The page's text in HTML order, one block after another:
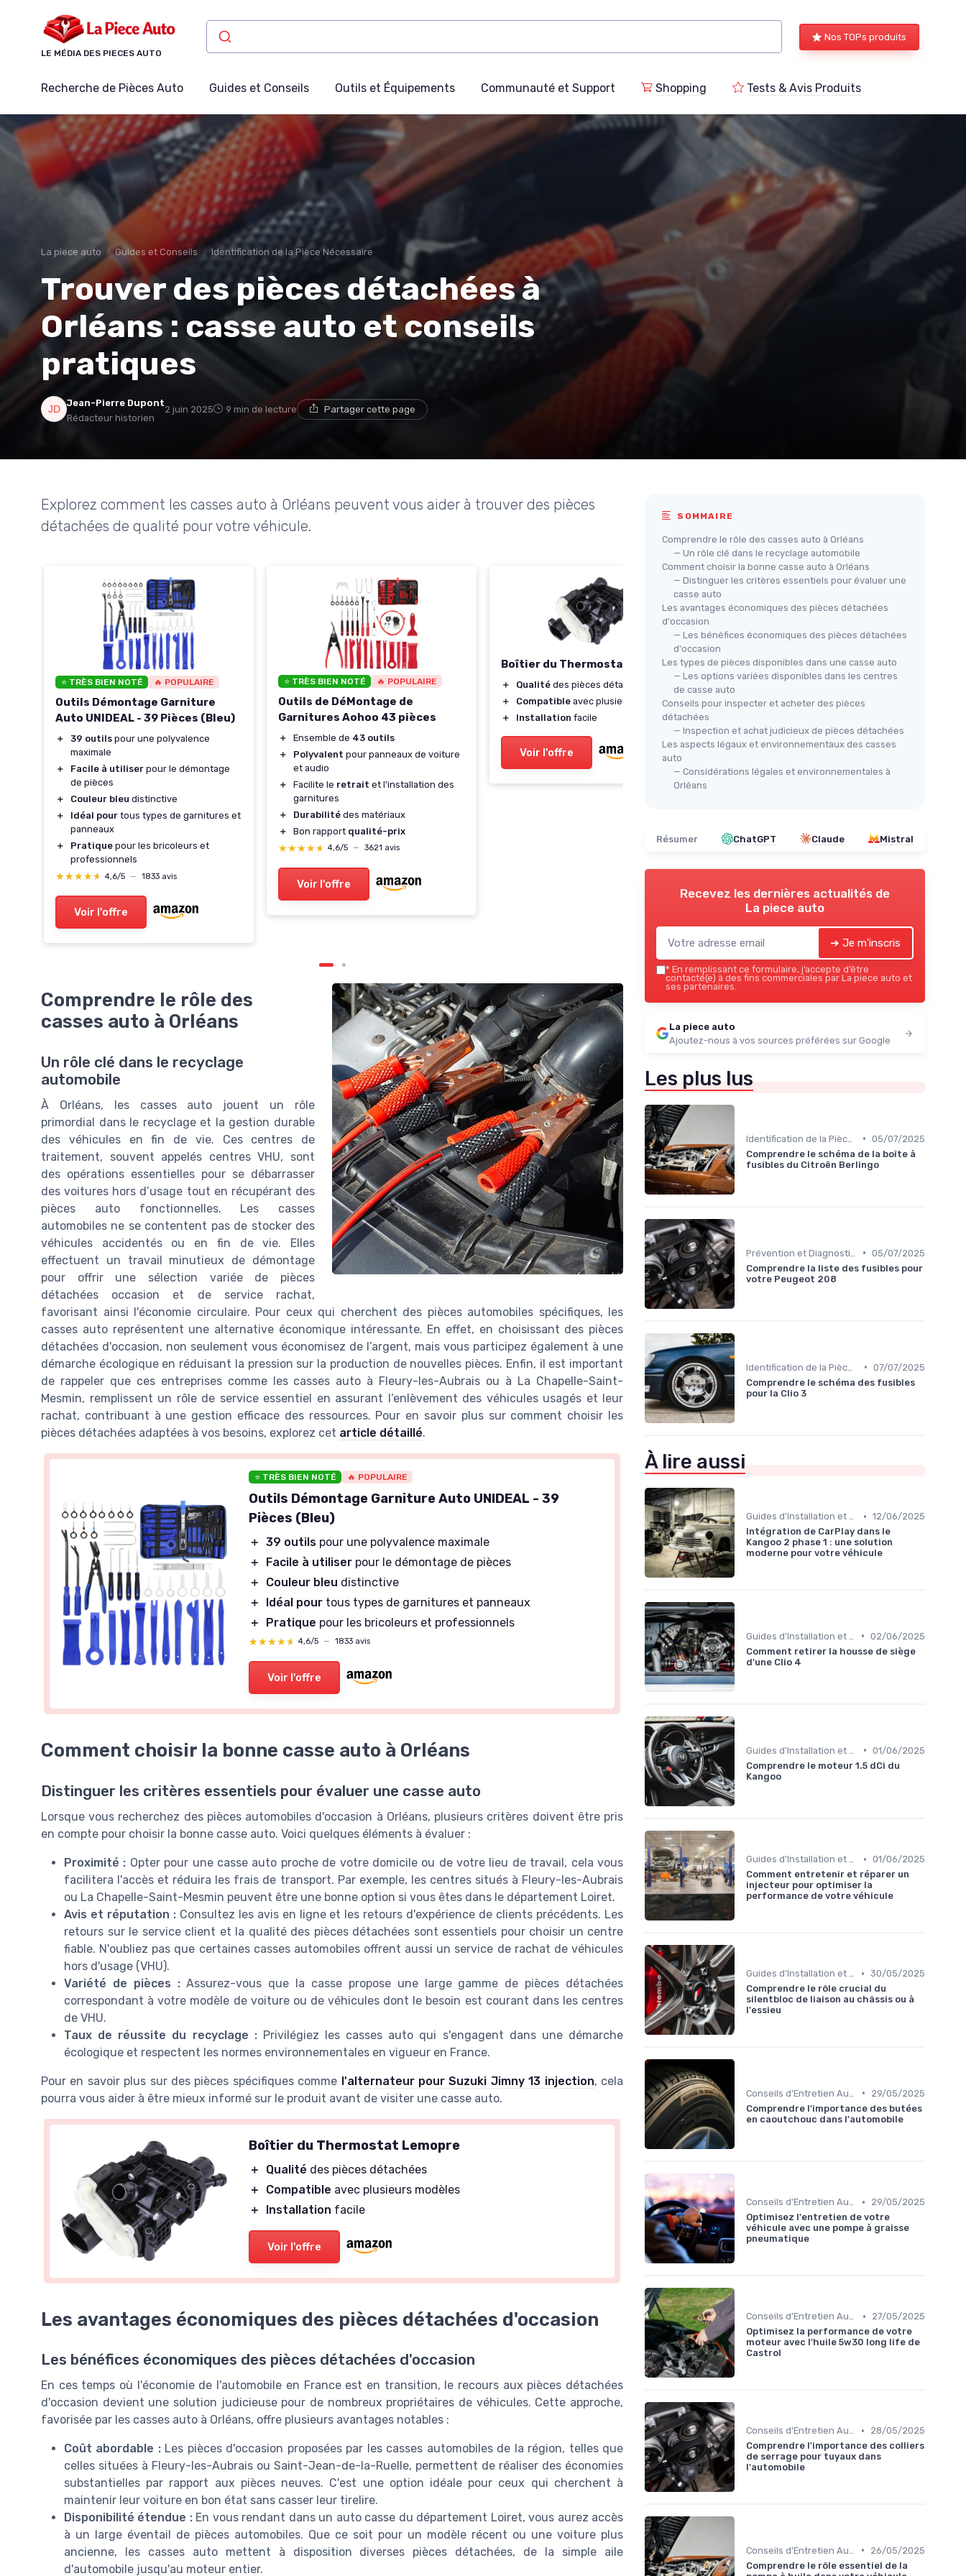
LE MÉDIA DES PIECES AUTO
Nos TOPs produits
Recherche de Pièces Auto Guides et Conseils Outils et Équipements Communauté et Support Shopping Tests & Avis Produits
La piece auto Guides et Conseils Identification de la Pièce Nécessaire
Trouver des pièces détachées à
Orléans : casse auto et conseils
pratiques
Jean-Pierre Dupont
Rédacteur historien
2 juin 2025 9 min de lecture Partager cette page
Explorez comment les casses auto à Orléans peuvent vous aider à trouver des pièces
détachées de qualité pour votre véhicule.
⭐ TRÈS BIEN NOTÉ 🔥 POPULAIRE
Outils Démontage Garniture
Auto UNIDEAL - 39 Pièces (Bleu)
＋ 39 outils pour une polyvalence
maximale
＋
Facile à utiliser pour le démontage
de pièces
＋
Couleur bleu distinctive
＋
Idéal pour tous types de garnitures et
panneaux
＋
Pratique pour les bricoleurs et
professionnels
★★★★★
★★★★★ 4,6/5 — 1833 avis
Voir l'offre
⭐ TRÈS BIEN NOTÉ 🔥 POPULAIRE
Outils de DéMontage de
Garnitures Aohoo 43 pièces
＋ Ensemble de 43 outils
＋
Polyvalent pour panneaux de voiture
et audio
＋
Facilite le retrait et l'installation des
garnitures
＋
Durabilité des matériaux
＋
Bon rapport qualité-prix
★★★★★
★★★★★ 4,6/5 — 3621 avis
Voir l'offre
Boîtier du Thermostat Lemopre
＋ Qualité des pièces détachées
＋
Compatible avec plusieurs modèles
＋
Installation facile
Voir l'offre
Capteur D'Oxygène Avant
＋ Qualitédes pièces détachées auto
＋
＋ Facilitéd'installation
Voir l'offre
Comprendre le rôle des
casses auto à Orléans
Un rôle clé dans le recyclage
automobile
À Orléans, les casses auto jouent un rôle
primordial dans le recyclage et la gestion durable
des véhicules en fin de vie. Ces centres de
traitement, souvent appelés centres VHU, sont
des opérations essentielles pour se débarrasser
des voitures hors d’usage tout en récupérant des
pièces auto fonctionnelles. Les casses
automobiles ne se contentent pas de stocker des
véhicules accidentés ou en fin de vie. Elles
effectuent un travail minutieux de démontage
pour offrir une sélection variée de pièces
détachées occasion et de service rachat,
favorisant ainsi l'économie circulaire. Pour ceux qui cherchent des pièces automobiles spécifiques, les
casses auto représentent une alternative économique intéressante. En effet, en choisissant des pièces
détachées d'occasion, non seulement vous économisez de l’argent, mais vous participez également à une
démarche écologique en réduisant la pression sur la production de nouvelles pièces. Enfin, il est important
de rappeler que ces entreprises comme les casses auto à Fleury-les-Aubrais ou à La Chapelle-Saint-
Mesmin, remplissent un rôle de service essentiel en assurant l’enlèvement des véhicules usagés et leur
rachat, contribuant à une gestion efficace des ressources. Pour en savoir plus sur comment choisir les
pièces détachées adaptées à vos besoins, explorez cet article détaillé.
⭐ TRÈS BIEN NOTÉ 🔥 POPULAIRE
Outils Démontage Garniture Auto UNIDEAL - 39
Pièces (Bleu)
＋ 39 outils pour une polyvalence maximale
＋
Facile à utiliser pour le démontage de pièces
＋
Couleur bleu distinctive
＋
Idéal pour tous types de garnitures et panneaux
＋
Pratique pour les bricoleurs et professionnels
★★★★★
★★★★★ 4,6/5 — 1833 avis
Voir l'offre
Comment choisir la bonne casse auto à Orléans
Distinguer les critères essentiels pour évaluer une casse auto
Lorsque vous recherchez des pièces automobiles d'occasion à Orléans, plusieurs critères doivent être pris
en compte pour choisir la bonne casse auto. Voici quelques éléments à évaluer :
Proximité : Opter pour une casse auto proche de votre domicile ou de votre lieu de travail, cela vous
facilitera l'accès et réduira les frais de transport. Par exemple, les centres situés à Fleury-les-Aubrais
ou La Chapelle-Saint-Mesmin peuvent être une bonne option si vous êtes dans le département Loiret.
Avis et réputation :Consultez les avis en ligne et les retours d'expérience de clients précédents. Les
retours sur le service client et la qualité des pièces détachées sont essentiels pour choisir un centre
fiable. N'oubliez pas que certaines casses automobiles offrent aussi un service de rachat de véhicules
hors d'usage (VHU).
Variété de pièces :Assurez-vous que la casse propose une large gamme de pièces détachées
correspondant à votre modèle de voiture ou de véhicules dont le besoin est courant dans les centres
de VHU.
Taux de réussite du recyclage :Privilégiez les casses auto qui s'engagent dans une démarche
écologique et respectent les normes environnementales en vigueur en France.
Pour en savoir plus sur des pièces spécifiques comme l'alternateur pour Suzuki Jimny 13 injection, cela
pourra vous aider à être mieux informé sur le produit avant de visiter une casse auto.
Boîtier du Thermostat Lemopre
＋ Qualité des pièces détachées
＋
Compatible avec plusieurs modèles
＋
Installation facile
Voir l'offre
Les avantages économiques des pièces détachées d'occasion
Les bénéfices économiques des pièces détachées d'occasion
En ces temps où l'économie de l'automobile en France est en transition, le recours aux pièces détachées
d'occasion devient une solution judicieuse pour de nombreux propriétaires de véhicules. Cette approche,
favorisée par les casses auto à Orléans, offre plusieurs avantages notables :
Coût abordable :Les pièces d'occasion proposées par les casses automobiles de la région, telles que
celles situées à Fleury-les-Aubrais ou Saint-Jean-de-la-Ruelle, permettent de réaliser des économies
substantielles par rapport aux pièces neuves. C'est une option idéale pour ceux qui cherchent à
maintenir leur voiture en bon état sans casser leur tirelire.
Disponibilité étendue :En vous rendant dans un auto casse du département Loiret, vous aurez accès
à un large éventail de pièces automobiles. Que ce soit pour un modèle récent ou une voiture plus
ancienne, les casses auto mettent à disposition diverses pièces détachées, de la simple aile
d'automobile jusqu'au moteur entier.
SOMMAIRE
Comprendre le rôle des casses auto à Orléans
— Un rôle clé dans le recyclage automobile
Comment choisir la bonne casse auto à Orléans
— Distinguer les critères essentiels pour évaluer une
casse auto
Les avantages économiques des pièces détachées
d'occasion
— Les bénéfices économiques des pièces détachées
d'occasion
Les types de pièces disponibles dans une casse auto
— Les options variées disponibles dans les centres
de casse auto
Conseils pour inspecter et acheter des pièces
détachées
— Inspection et achat judicieux de pièces détachées
Les aspects légaux et environnementaux des casses
auto
— Considérations légales et environnementales à
Orléans
Résumer ChatGPT Claude Mistral
Recevez les dernières actualités de
La piece auto
➔ Je m'inscris
* En remplissant ce formulaire, j’accepte d’être
contacté(e) à des fins commerciales par La piece auto et
ses partenaires.
La piece auto
Ajoutez-nous à vos sources préférées sur Google
Les plus lus
• 05/07/2025
Comprendre le schéma de la boîte à
fusibles du Citroën Berlingo
• 05/07/2025
Comprendre la liste des fusibles pour
votre Peugeot 208
• 07/07/2025
Comprendre le schéma des fusibles
pour la Clio 3
À lire aussi
Guides d'Installation et de Réparation • 12/06/2025
Intégration de CarPlay dans le
Kangoo 2 phase 1 : une solution
moderne pour votre véhicule
• 02/06/2025
Comment retirer la housse de siège
d'une Clio 4
• 01/06/2025
Comprendre le moteur 1.5 dCi du
Kangoo
Guides d'Installation et de Réparation • 01/06/2025
Comment entretenir et réparer un
injecteur pour optimiser la
performance de votre véhicule
Guides d'Installation et de Réparation • 30/05/2025
Comprendre le rôle crucial du
silentbloc de liaison au châssis ou à
l'essieu
•
29/05/2025
Comprendre l'importance des butées
en caoutchouc dans l'automobile
Conseils d'Entretien Auto •
29/05/2025
Optimisez l'entretien de votre
véhicule avec une pompe à graisse
pneumatique
Conseils d'Entretien Auto •
27/05/2025
Optimisez la performance de votre
moteur avec l'huile 5w30 long life de
Castrol
Conseils d'Entretien Auto •
28/05/2025
Comprendre l'importance des colliers
de serrage pour tuyaux dans
l'automobile
•
26/05/2025
Comprendre le rôle essentiel de la